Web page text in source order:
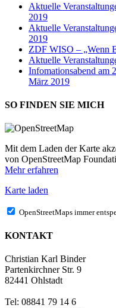
Aktuelle
2019
Aktuelle
2019
ZDF WISO – „Wenn
Aktuelle
Infomationsabend am
März 2019
SO FINDEN SIE MICH
Mit dem Laden der Karte
von OpenStreetMap
Mehr erfahren
Karte laden
OpenStreetMaps immer
KONTAKT
Christian Karl Binder
Partenkirchner Str. 9
82441 Ohlstadt
Tel: 08841 79 14 6